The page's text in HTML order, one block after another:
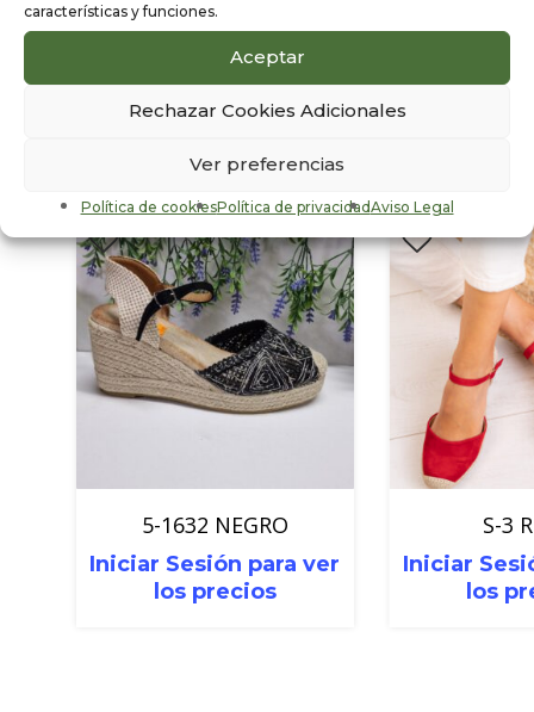
características y funciones.
Aceptar
Rechazar Cookies Adicionales
Ver preferencias
Política de cookiesPolítica de privacidadAviso Legal
Productos
relacionados
5-1632 NEGRO
Iniciar Sesión para ver
los precios
S-3
Iniciar
los